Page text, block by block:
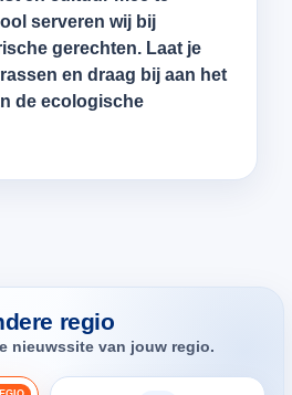
serveren wij bij
gerechten. Laat je
en draag bij aan het
de ecologische
regio
nieuwssite van jouw regio.